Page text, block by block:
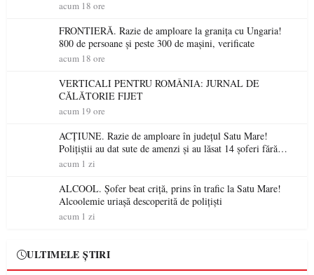
niciodată permis
acum 18 ore
FRONTIERĂ. Razie de amploare la granița cu Ungaria!
800 de persoane și peste 300 de mașini, verificate
acum 18 ore
VERTICALI PENTRU ROMÂNIA: JURNAL DE
CĂLĂTORIE FIJET
acum 19 ore
ACȚIUNE. Razie de amploare în județul Satu Mare!
Polițiștii au dat sute de amenzi și au lăsat 14 șoferi fără
permis într-o singură zi
acum 1 zi
ALCOOL. Șofer beat criță, prins în trafic la Satu Mare!
Alcoolemie uriașă descoperită de polițiști
acum 1 zi
ULTIMELE ȘTIRI